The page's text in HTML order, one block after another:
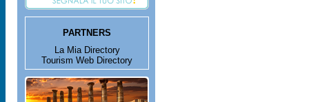
PARTNERS
La Mia Directory
Tourism Web Directory